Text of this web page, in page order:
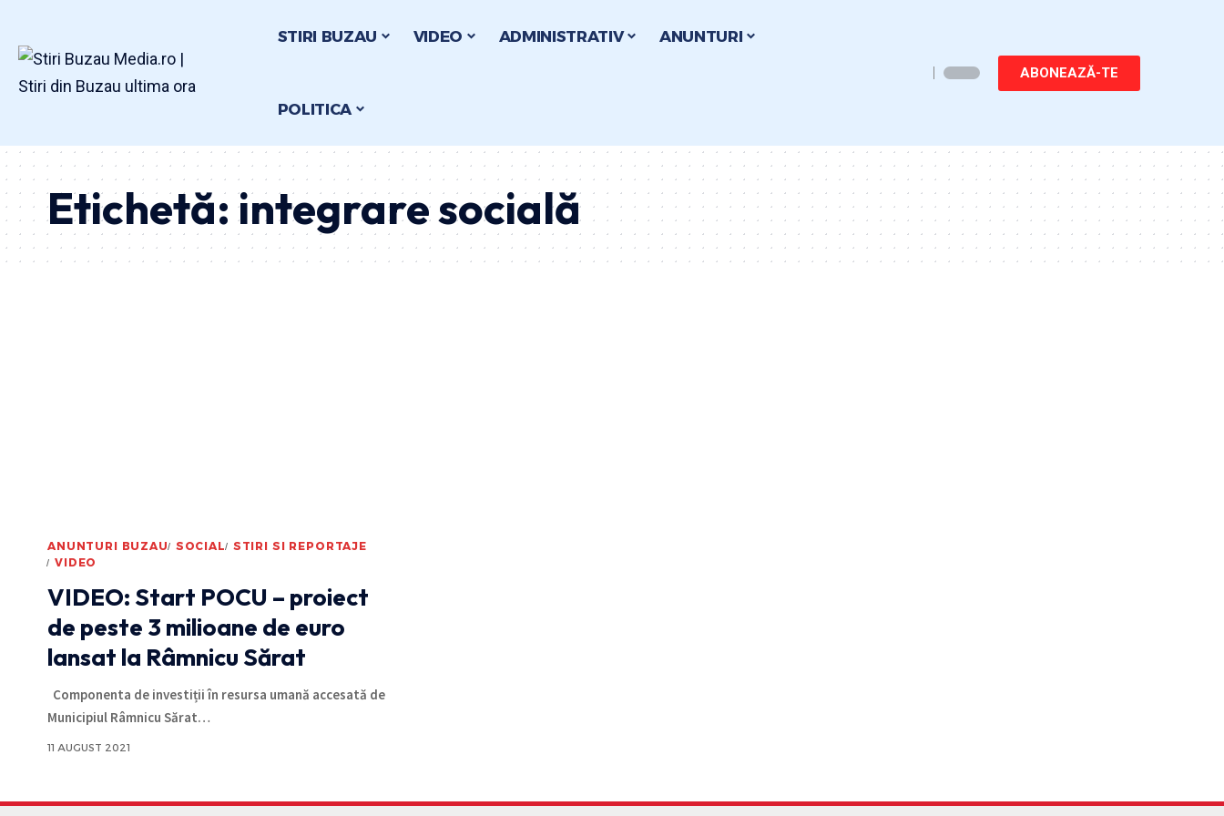
STIRI BUZAU VIDEO ADMINISTRATIV ANUNTURI
POLITICA
ABONEAZĂ-TE
Etichetă:integrare socială
ANUNTURI BUZAU SOCIAL STIRI SI REPORTAJE
VIDEO
VIDEO: Start POCU – proiect
de peste 3 milioane de euro
lansat la Râmnicu Sărat
Componenta de investiții în resursa umană accesată de
Municipiul Râmnicu Sărat…
11 AUGUST 2021